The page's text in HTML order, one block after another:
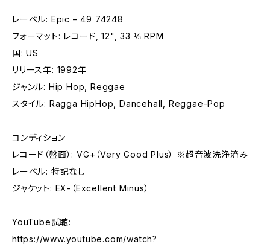
レーベル: Epic – 49 74248
フォーマット: レコード, 12", 33 ⅓ RPM
国: US
リリース年: 1992年
ジャンル: Hip Hop, Reggae
スタイル: Ragga HipHop, Dancehall, Reggae-Pop
コンディション
レコード（盤面）: VG+（Very Good Plus） ※超音波洗浄済み
レーベル: 特記なし
ジャケット: EX-（Excellent Minus）
YouTube試聴:
https://www.youtube.com/watch?